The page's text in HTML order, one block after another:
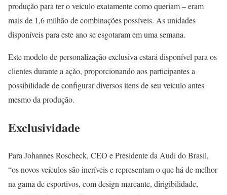
produção para ter o veículo exatamente como queriam – eram
mais de 1,6 milhão de combinações possíveis. As unidades
disponíveis para este ano se esgotaram em uma semana.
Este modelo de personalização exclusiva estará disponível para os
clientes durante a ação, proporcionando aos participantes a
possibilidade de configurar diversos itens de seu veículo antes
mesmo da produção.
Exclusividade
Para Johannes Roscheck, CEO e Presidente da Audi do Brasil,
“os novos veículos são incríveis e representam o que há de melhor
na gama de esportivos, com design marcante, dirigibilidade,